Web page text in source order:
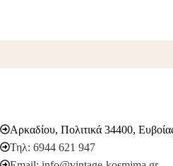
Αρκαδίου, Πολιτικά 34400,
Τηλ: 6944 621 947